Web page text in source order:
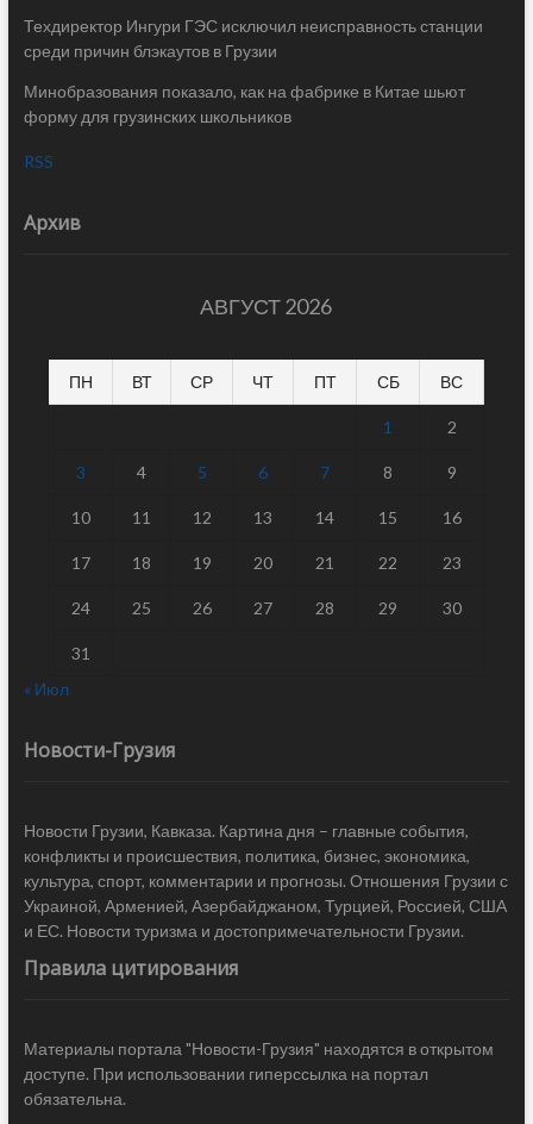
Техдиректор Ингури ГЭС исключил неисправность станции
среди причин блэкаутов в Грузии
Минобразования показало, как на фабрике в Китае шьют
форму для грузинских школьников
RSS
Архив
АВГУСТ 2026
ПН ВТ СР ЧТ ПТ СБ ВС
1 2
3 4 5 6 7 8 9
10 11 12 13 14 15 16
17 18 19 20 21 22 23
24 25 26 27 28 29 30
31
« Июл
Новости-Грузия
Новости Грузии, Кавказа. Картина дня – главные события,
конфликты и происшествия, политика, бизнес, экономика,
культура, спорт, комментарии и прогнозы. Отношения Грузии с
Украиной, Арменией, Азербайджаном, Турцией, Россией, США
и ЕС. Новости туризма и достопримечательности Грузии.
Правила цитирования
Материалы портала "Новости-Грузия" находятся в открытом
доступе. При использовании гиперссылка на портал
обязательна.